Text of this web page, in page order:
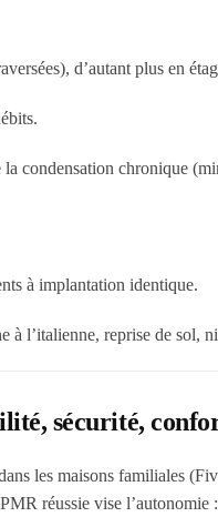
d’autant plus en
condensation chronique
à implantation identique.
à l’italienne, reprise de sol,
sécurité,
les maisons familiales
réussie vise